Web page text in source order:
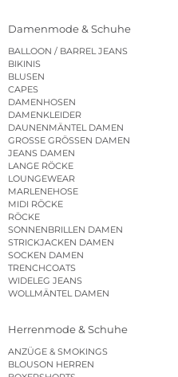
Damenmode & Schuhe
BALLOON / BARREL JEANS
BIKINIS
BLUSEN
CAPES
DAMENHOSEN
DAMENKLEIDER
DAUNENMÄNTEL DAMEN
GROSSE GRÖSSEN DAMEN
JEANS DAMEN
LANGE RÖCKE
LOUNGEWEAR
MARLENEHOSE
MIDI RÖCKE
RÖCKE
SONNENBRILLEN DAMEN
STRICKJACKEN DAMEN
SOCKEN DAMEN
TRENCHCOATS
WIDELEG JEANS
WOLLMÄNTEL DAMEN
Herrenmode & Schuhe
ANZÜGE & SMOKINGS
BLOUSON HERREN